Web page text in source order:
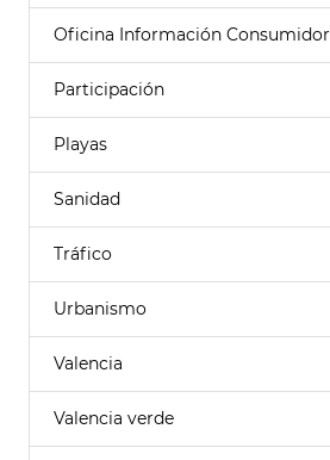
Oficina Información Consumidor
Participación
Playas
Sanidad
Tráfico
Urbanismo
Valencia
Valencia verde